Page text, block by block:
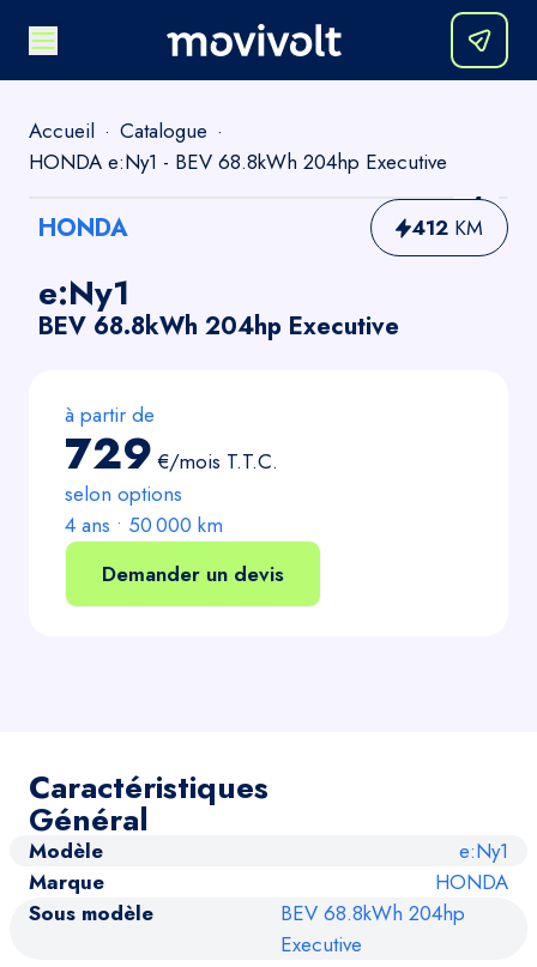
Accueil · Catalogue ·
HONDA e:Ny1 - BEV 68.8kWh 204hp Executive
HONDA 412 KM
e:Ny1
BEV 68.8kWh 204hp Executive
à partir de
729 €/mois T.T.C.
selon options
4 ans • 50 000 km
Demander un devis
Caractéristiques
Général
Modèle
e:Ny1
Marque
HONDA
Sous modèle
BEV 68.8kWh 204hp
Executive